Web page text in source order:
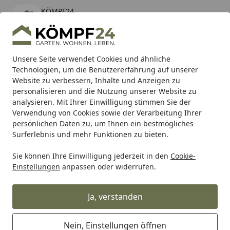
Unsere Seite verwendet Cookies und ähnliche
Technologien, um die Benutzererfahrung auf unserer
Website zu verbessern, Inhalte und Anzeigen zu
personalisieren und die Nutzung unserer Website zu
analysieren. Mit Ihrer Einwilligung stimmen Sie der
Verwendung von Cookies sowie der Verarbeitung Ihrer
persönlichen Daten zu, um Ihnen ein bestmögliches
Surferlebnis und mehr Funktionen zu bieten.
Sie können Ihre Einwilligung jederzeit in den Cookie-
Einstellungen anpassen oder widerrufen.
Ja, verstanden
Nein, Einstellungen öffnen
KÖMPF24
kostenlos - Im App Store
Hotline
Alle Produkte
Mein Konto
Suchen
Karibu Pools inkl. gratis Sandfilteranlage & Pool-
Starterset (Gesamtwert bis 468,99€)
Startseite
Stegu Mollis Polsterpaneele
Polsterpaneele
Ihre Artikelübersicht